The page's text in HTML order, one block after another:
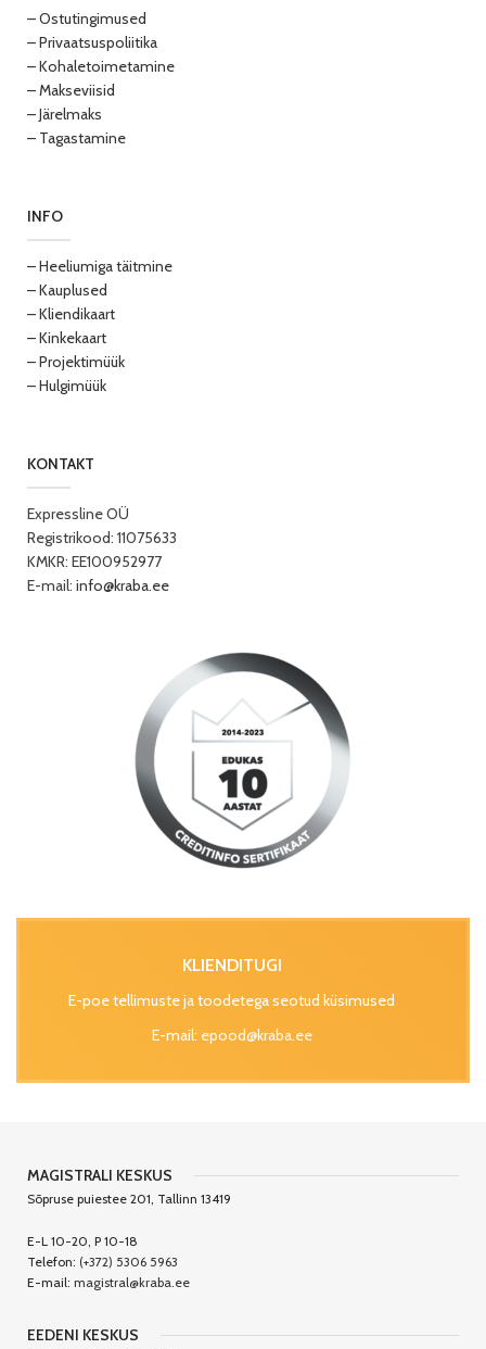
– Ostutingimused
– Privaatsuspoliitika
– Kohaletoimetamine
– Makseviisid
– Järelmaks
– Tagastamine
INFO
– Heeliumiga täitmine
– Kauplused
– Kliendikaart
– Kinkekaart
– Projektimüük
– Hulgimüük
KONTAKT
Expressline OÜ
Registrikood: 11075633
KMKR: EE100952977
E-mail: info@kraba.ee
KLIENDITUGI
E-poe tellimuste ja toodetega seotud küsimused
E-mail: epood@kraba.ee
MAGISTRALI KESKUS
Sõpruse puiestee 201, Tallinn 13419
E-L 10-20, P 10-18
Telefon: (+372) 5306 5963
E-mail: magistral@kraba.ee
EEDENI KESKUS